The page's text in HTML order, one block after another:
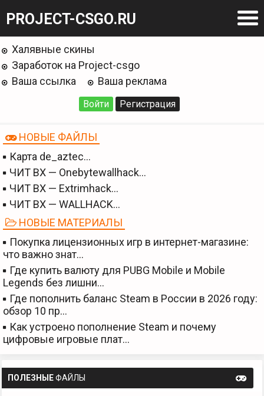
PROJECT-CSGO.RU
Халявные скины
Заработок на Project-csgo
Ваша ссылка
Ваша реклама
Войти Регистрация
НОВЫЕ ФАЙЛЫ
Карта de_aztec…
ЧИТ BX — Onebytewallhack…
ЧИТ BX — Extrimhack…
ЧИТ BX — WALLHACK…
НОВЫЕ МАТЕРИАЛЫ
Покупка лицензионных игр в интернет-магазине:
что важно знат…
Где купить валюту для PUBG Mobile и Mobile
Legends без лишни…
Где пополнить баланс Steam в России в 2026 году:
обзор 10 пр…
Как устроено пополнение Steam и почему
цифровые игровые плат…
ПОЛЕЗНЫЕФАЙЛЫ